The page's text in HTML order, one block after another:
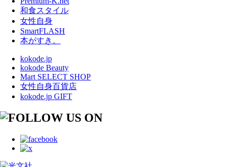
和食スタイル
女性自身
SmartFLASH
本がすき。
kokode.jp
kokode Beauty
Mart SELECT SHOP
女性自身百貨店
kokode.jp GIFT